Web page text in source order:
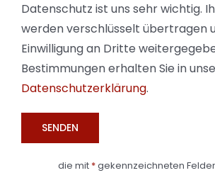
Datenschutz ist uns sehr wichtig.
werden verschlüsselt übertragen
Einwilligung an Dritte
Bestimmungen erhalten Sie in
Datenschutzerklärung.
die mit *gekennzeichneten